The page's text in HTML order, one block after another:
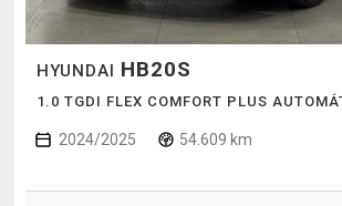
HYUNDAI HB20S
1.0 TGDI FLEX COMFORT PLUS
2024/2025 54.609 km